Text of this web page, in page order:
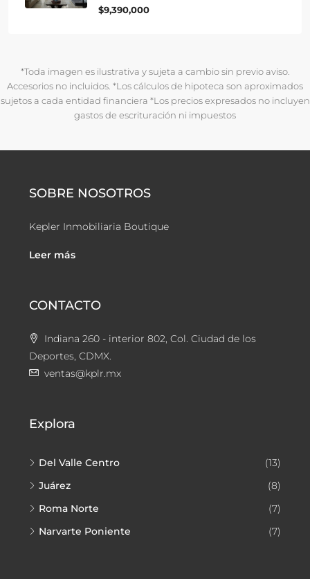
$9,390,000
*Toda imagen es ilustrativa y sujeta a cambio sin previo aviso.
Accesorios no incluidos. *Los cálculos de hipoteca son aproximados
sujetos a cada entidad financiera *Los precios expresados no incluyen
gastos de escrituración ni impuestos
SOBRE NOSOTROS
Kepler Inmobiliaria Boutique
Leer más
CONTACTO
Indiana 260 - interior 802, Col. Ciudad de los
Deportes, CDMX.
ventas@kplr.mx
Explora
Del Valle Centro
(13)
Juárez
(8)
Roma Norte
(7)
Narvarte Poniente
(7)